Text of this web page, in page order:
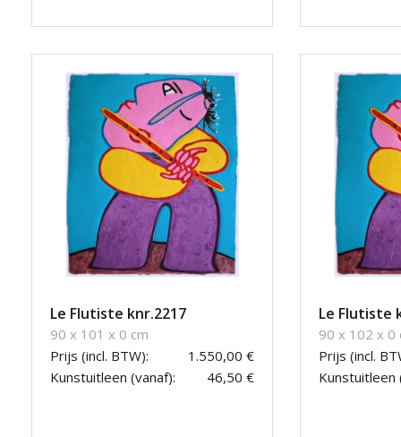
Le Flutiste knr.2217
90 x 101 x 0 cm
Prijs (incl. BTW):
1.550,00 €
Kunstuitleen (vanaf):
46,50 €
Le Flutiste
90 x 102 x 0
Prijs (incl.
Kunstuitleen